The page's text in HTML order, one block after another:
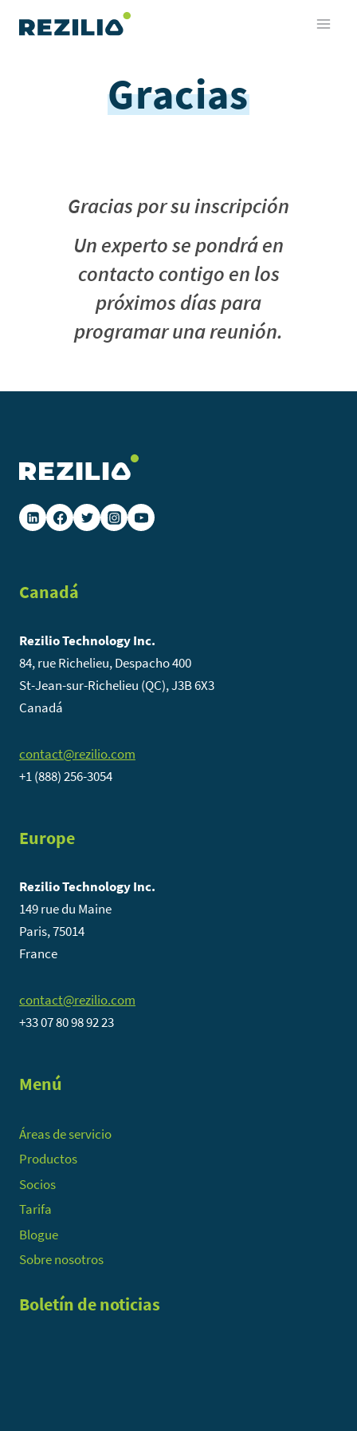
Gracias
Gracias por su inscripción
Un experto se pondrá en
contacto contigo en los
próximos días para
programar una reunión.
Canadá
Rezilio Technology Inc.
84, rue Richelieu, Despacho 400
St-Jean-sur-Richelieu (QC), J3B 6X3
Canadá
contact@rezilio.com
+1 (888) 256-3054
Europe
Rezilio Technology Inc.
149 rue du Maine
Paris, 75014
France
contact@rezilio.com
+33 07 80 98 92 23
Menú
Áreas de servicio
Productos
Socios
Tarifa
Blogue
Sobre nosotros
Boletín de noticias